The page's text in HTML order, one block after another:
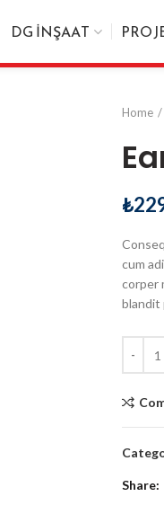
DG İNŞAAT
Home
₺
cum
corper
blandit
Share